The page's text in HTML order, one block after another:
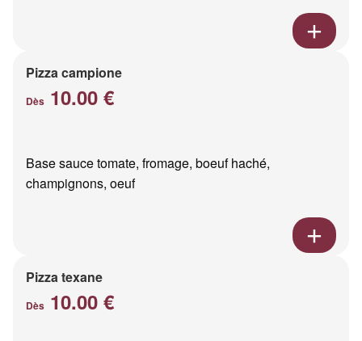
Pizza campione
Dès 10.00 €
Base sauce tomate, fromage, boeuf haché,
champignons, oeuf
Pizza texane
Dès 10.00 €